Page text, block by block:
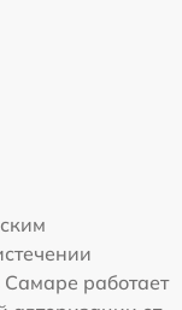
работает